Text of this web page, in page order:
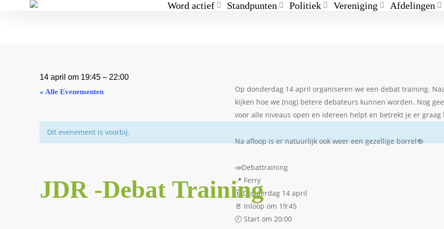
Word actief Standpunten Politiek Vereniging Afdelingen
« Alle Evenementen
Dit evenement is voorbij.
JDR -Debat Training
14 april om 19:45 – 22:00
Op donderdag 14 april organiseren we een debat training.
kijken hoe we (nog) betere debateurs kunnen worden. Nog
voor alle niveaus open en idereen helpt en betrekt je er graag
Na afloop is er natuurlijk ook weer een gezellige borrel🍻
📣Debattraining
📍 Ferry
🗓️ Donderdag 14 april
🚪 Inloop om 19:45
🕗 Start om 20:00